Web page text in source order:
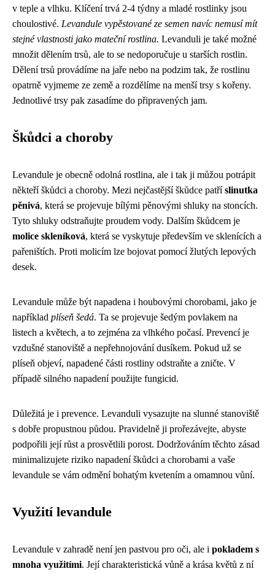
v teple a vlhku. Klíčení trvá 2-4 týdny a mladé rostlinky jsou
choulostivé. Levandule vypěstované ze semen navíc nemusí mít
stejné vlastnosti jako mateční rostlina. Levanduli je také možné
množit dělením trsů, ale to se nedoporučuje u starších rostlin.
Dělení trsů provádíme na jaře nebo na podzim tak, že rostlinu
opatrně vyjmeme ze země a rozdělíme na menší trsy s kořeny.
Jednotlivé trsy pak zasadíme do připravených jam.
Škůdci a choroby
Levandule je obecně odolná rostlina, ale i tak ji můžou potrápit
někteří škůdci a choroby. Mezi nejčastější škůdce patříslinutka
pěnivá, která se projevuje bílými pěnovými shluky na stoncích.
Tyto shluky odstraňujte proudem vody. Dalším škůdcem je
molice skleníková, která se vyskytuje především ve sklenících a
pařeništích. Proti molicím lze bojovat pomocí žlutých lepových
desek.
Levandule může být napadena i houbovými chorobami, jako je
například plíseň šedá. Ta se projevuje šedým povlakem na
listech a květech, a to zejména za vlhkého počasí. Prevencí je
vzdušné stanoviště a nepřehnojování dusíkem. Pokud už se
plíseň objeví, napadené části rostliny odstraňte a zničte. V
případě silného napadení použijte fungicid.
Důležitá je i prevence. Levanduli vysazujte na slunné stanoviště
s dobře propustnou půdou. Pravidelně ji prořezávejte, abyste
podpořili její růst a prosvětlili porost. Dodržováním těchto zásad
minimalizujete riziko napadení škůdci a chorobami a vaše
levandule se vám odmění bohatým kvetením a omamnou vůní.
Využití levandule
Levandule v zahradě není jen pastvou pro oči, ale i pokladem s
mnoha využitími. Její charakteristická vůně a krása květů z ní